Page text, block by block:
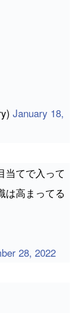
January 18,
当てで入って
は高まってる
28, 2022